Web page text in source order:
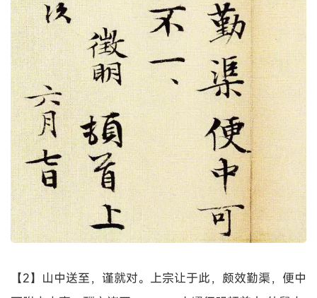
【2】山中送至，谨就对。上宗让于此，颇效勤渠，便中